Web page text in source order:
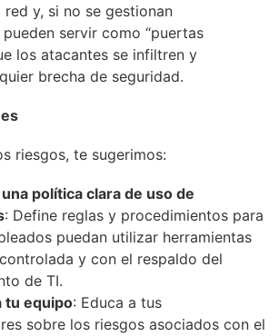
red y, si no se gestionan
servir como “puertas
los atacantes se infiltren y
brecha de seguridad.
riesgos, te sugerimos:
política clara de uso de
: Define reglas y procedimientos para
puedan utilizar herramientas
y con el respaldo del
de TI.
tu equipo: Educa a tus
sobre los riesgos asociados con el